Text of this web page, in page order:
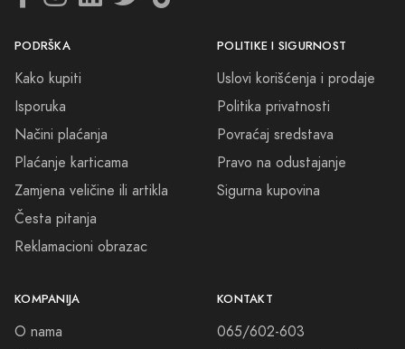
PODRŠKA
Kako kupiti
Isporuka
Načini plaćanja
Plaćanje karticama
Zamjena veličine ili artikla
Česta pitanja
Reklamacioni obrazac
POLITIKE I SIGURNOST
Uslovi korišćenja i prodaje
Politika privatnosti
Povraćaj sredstava
Pravo na odustajanje
Sigurna kupovina
KOMPANIJA
O nama
KONTAKT
065/602-603